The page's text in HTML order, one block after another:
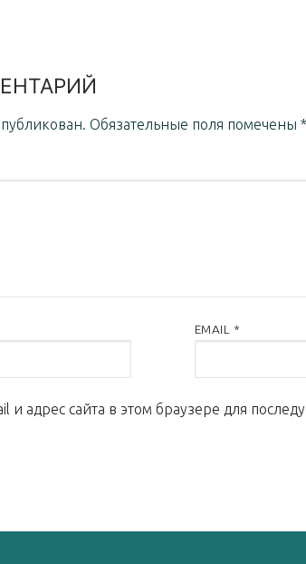
Обязательные поля помечены *
EMAIL *
и адрес сайта в этом браузере для